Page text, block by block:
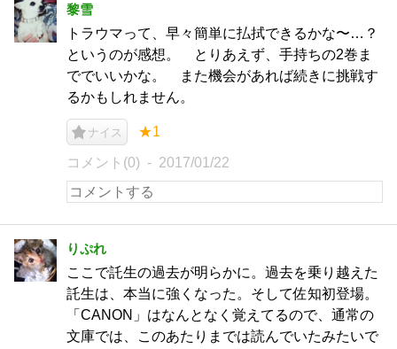
黎雪
トラウマって、早々簡単に払拭できるかな〜…？
というのが感想。 とりあえず、手持ちの2巻ま
ででいいかな。 また機会があれば続きに挑戦す
るかもしれません。
ナイス ★1
コメント(0) 2017/01/22
りぷれ
ここで託生の過去が明らかに。過去を乗り越えた
託生は、本当に強くなった。そして佐知初登場。
「CANON」はなんとなく覚えてるので、通常の
文庫では、このあたりまでは読んでいたみたいで